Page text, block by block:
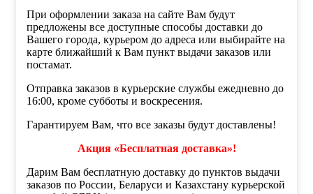
При оформлении заказа на сайте Вам будут
предложены все доступные способы доставки до
Вашего города, курьером до адреса или выбирайте на
карте ближайший к Вам пункт выдачи заказов или
постамат.
Отправка заказов в курьерские службы ежедневно до
16:00, кроме субботы и воскресения.
Гарантируем Вам, что все заказы будут доставлены!
Акция «Бесплатная доставка»!
Дарим Вам бесплатную доставку до пунктов выдачи
заказов по России, Беларуси и Казахстану курьерской